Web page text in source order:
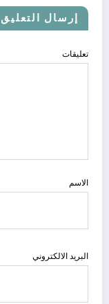
إرسال التعليق
تعليقات
الاسم
البريد الالكتروني